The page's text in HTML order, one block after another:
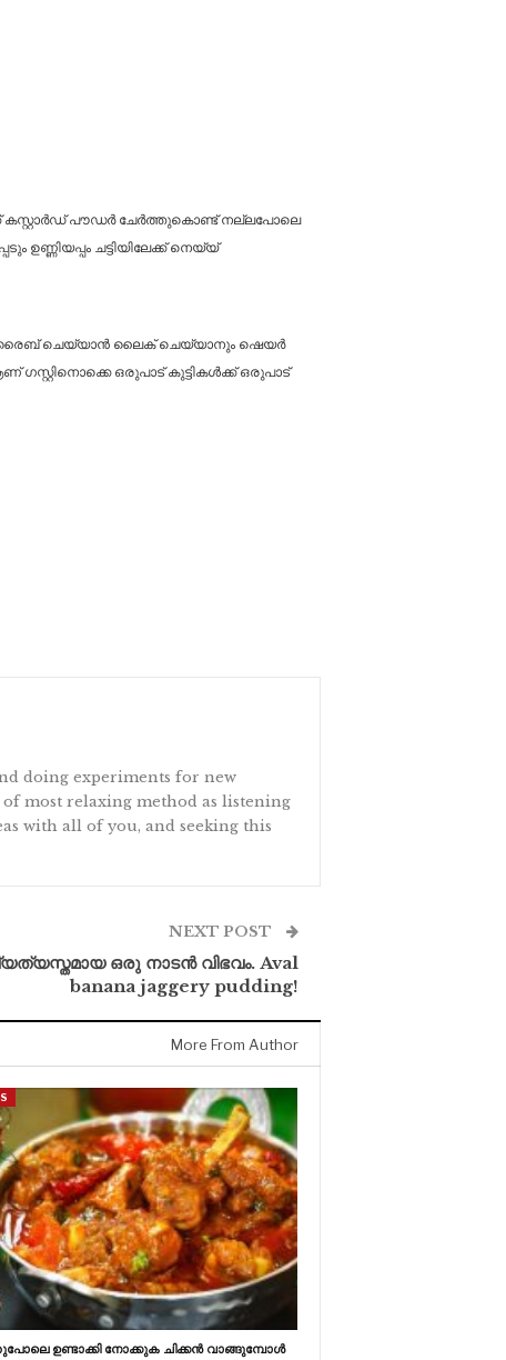
കസ്റ്റാർഡ് പൗഡർ ചേർത്തുകൊണ്ട് നല്ലപോലെ
ഉണ്ണിയപ്പം ചട്ടിയിലേക്ക് നെയ്യ്
ചെയ്യാൻ ലൈക് ചെയ്യാനും ഷെയർ
ഒരുപാട് കുട്ടികൾക്ക് ഒരുപാട്
doing experiments for new
of most relaxing method as listening
with all of you, and seeking this
NEXT POST
ഒരു നാടൻ വിഭവം. Aval
banana jaggery pudding!
More From Author
ഉണ്ടാക്കി നോക്കുക ചിക്കൻ വാങ്ങുമ്പോൾ